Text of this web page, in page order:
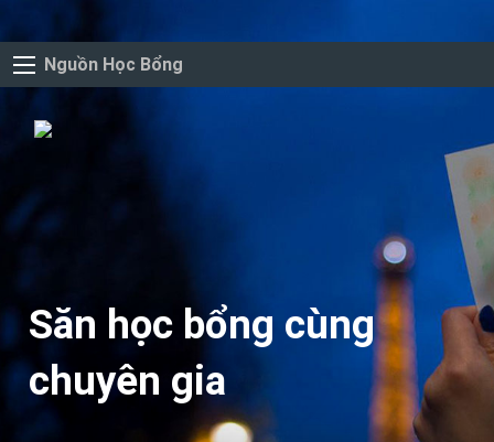
Nguồn Học Bổng
Săn học bổng cùng
chuyên gia